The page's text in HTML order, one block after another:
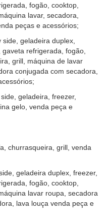
fogão, cooktop,
lavar, secadora,
peças e acessórios;
geladeira duplex,
refrigerada, fogão,
grill, máquina de lavar
conjugada com secadora,
geladeira, freezer,
gelo, venda peça e
churrasqueira, grill, venda
geladeira duplex, freezer,
fogão, cooktop,
lavar roupa, secadora
lava louça venda peça e